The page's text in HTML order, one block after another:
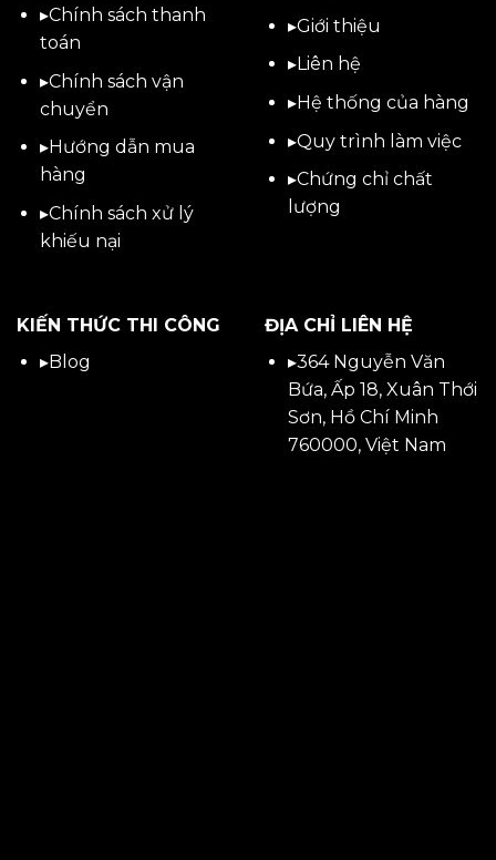
▸Chính sách thanh
toán
▸Chính sách vận
chuyển
▸Hướng dẫn mua
hàng
▸Chính sách xử lý
khiếu nại
▸Giới thiệu
▸Liên hệ
▸Hệ thống của hàng
▸Quy trình làm việc
▸Chứng chỉ chất
lượng
KIẾN THỨC THI CÔNG
▸Blog
ĐỊA CHỈ LIÊN HỆ
▸364 Nguyễn Văn
Bứa, Ấp 18, Xuân Thới
Sơn, Hồ Chí Minh
760000, Việt Nam